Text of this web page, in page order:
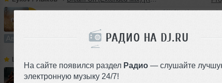
РАДИО НА DJ.RU
На сайте появился раздел Радио — слушайте
электронную музыку 24/7!
Авторский трек В плейлист
Lykov / Лыков